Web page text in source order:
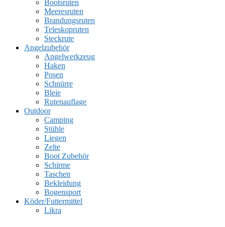
Bootsruten
Meeresruten
Brandungsruten
Teleskopruten
Steckrute
Angelzubehör
Angelwerkzeug
Haken
Posen
Schnürre
Bleie
Rutenauflage
Outdoor
Camping
Stühle
Liegen
Zelte
Boot Zubehör
Schirme
Taschen
Bekleidung
Bogensport
Köder/Futtermittel
Likra